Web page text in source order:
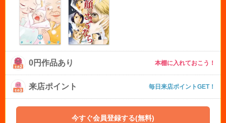
0円作品あり 本棚に入れておこう！
来店ポイント 毎日来店ポイントGET！
今すぐ会員登録する(無料)